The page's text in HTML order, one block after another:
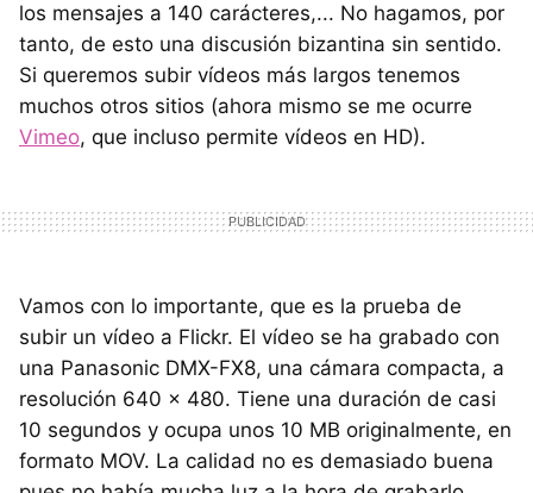
los mensajes a 140 carácteres,... No hagamos, por
tanto, de esto una discusión bizantina sin sentido.
Si queremos subir vídeos más largos tenemos
muchos otros sitios (ahora mismo se me ocurre
Vimeo, que incluso permite vídeos en HD).
Vamos con lo importante, que es la prueba de
subir un vídeo a Flickr. El vídeo se ha grabado con
una Panasonic DMX-FX8, una cámara compacta, a
resolución 640 x 480. Tiene una duración de casi
10 segundos y ocupa unos 10 MB originalmente, en
formato MOV. La calidad no es demasiado buena